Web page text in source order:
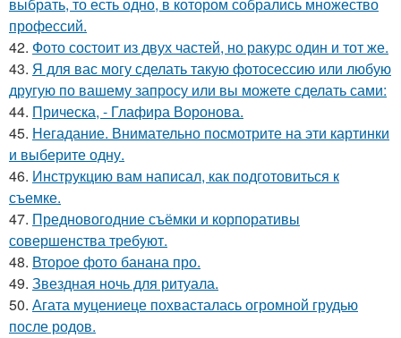
выбрать, то есть одно, в котором собрались множество
профессий.
42. Фото состоит из двух частей, но ракурс один и тот же.
43. Я для вас могу сделать такую фотосессию или любую
другую по вашему запросу или вы можете сделать сами:
44. Прическа, - Глафира Воронова.
45. Негадание. Внимательно посмотрите на эти картинки
и выберите одну.
46. Инструкцию вам написал, как подготовиться к
съемке.
47. Предновогодние съёмки и корпоративы
совершенства требуют.
48. Второе фото банана про.
49. Звездная ночь для ритуала.
50. Агата муцениеце похвасталась огромной грудью
после родов.